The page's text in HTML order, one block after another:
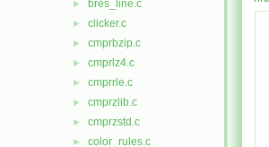
► bres_line.c
► clicker.c
► cmprbzip.c
► cmprlz4.c
► cmprrle.c
► cmprzlib.c
► cmprzstd.c
► color_rules.c